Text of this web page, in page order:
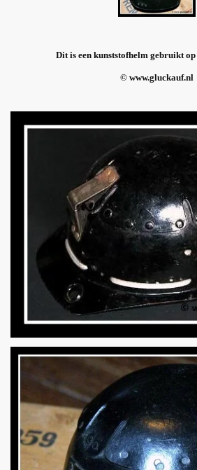
Dit is een kunststofhelm gebruikt
© www.gluckauf.nl